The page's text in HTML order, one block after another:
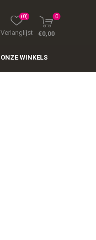
Verlanglijst
(0) 0
€0,00
ONZE WINKELS